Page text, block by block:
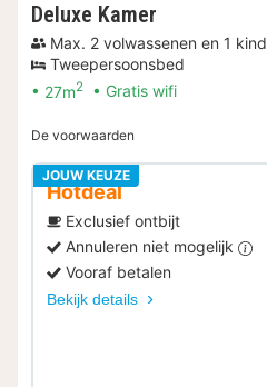
Deluxe Kamer
Max. 2 volwassenen en 1 kind
Tweepersoonsbed
27m2 Gratis wifi
De voorwaarden
JOUW KEUZE
Hotdeal
Exclusief ontbijt
Annuleren niet mogelijk
Vooraf betalen
Bekijk details